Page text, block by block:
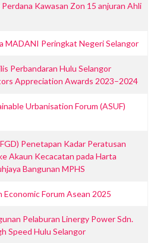
Kawasan Zon 15 anjuran Ahli
MADANI Peringkat Negeri Selangor
Perbandaran Hulu Selangor
Appreciation Awards 2023–2024
Urbanisation Forum (ASUF)
Penetapan Kadar Peratusan
Akaun Kecacatan pada Harta
Bangunan MPHS
Forum Asean 2025
Pelaburan Linergy Power Sdn.
Speed Hulu Selangor